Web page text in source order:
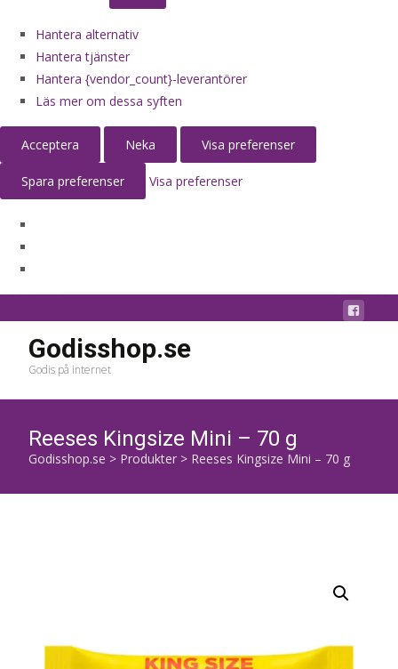
Hantera alternativ
Hantera tjänster
Hantera {vendor_count}-leverantörer
Läs mer om dessa syften
Acceptera Neka Visa preferenser
Spara preferenser Visa preferenser
Godisshop.se
Godis på internet
Reeses Kingsize Mini – 70 g
Godisshop.se > Produkter > Reeses Kingsize Mini – 70 g